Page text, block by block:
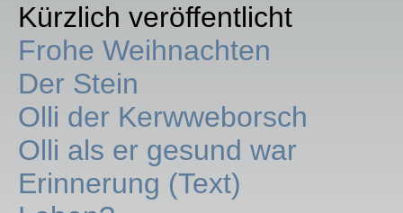
Kürzlich veröffentlicht
Frohe Weihnachten
Der Stein
Olli der Kerwweborsch
Olli als er gesund war
Erinnerung (Text)